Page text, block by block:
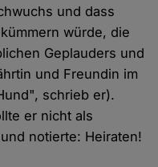
und dass
würde, die
Geplauders und
und Freundin im
schrieb er).
er nicht als
notierte: Heiraten!